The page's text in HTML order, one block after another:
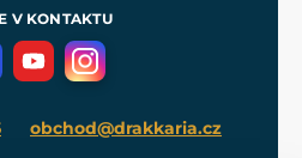
V KONTAKTU
obchod@drakkaria.cz